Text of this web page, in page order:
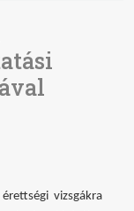
vizsgákra